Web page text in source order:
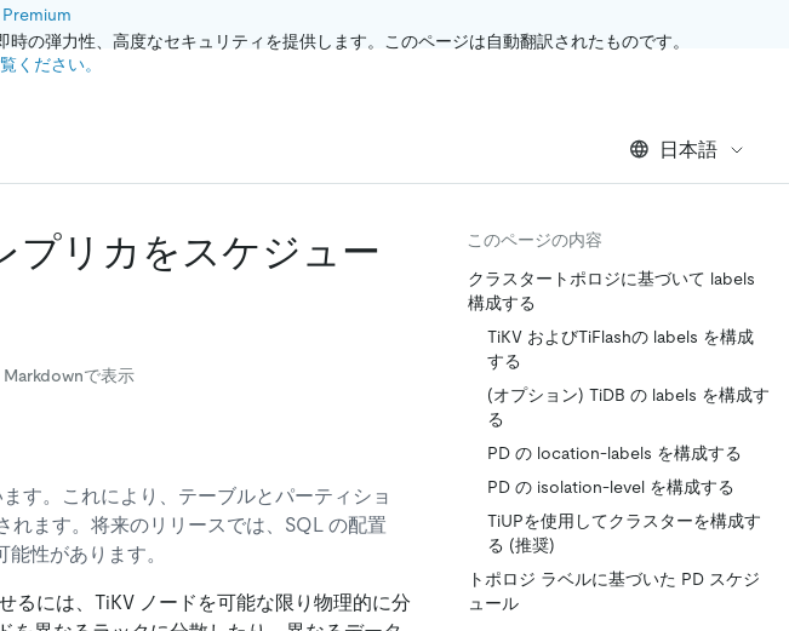
の弾力性、高度なセキュリティを提供します。このページは自動翻訳されたものです。
ください。
日本語
プリカをスケジュー
Markdownで表示
す。これにより、テーブルとパーティショ
れます。将来のリリースでは、SQL の配置
性があります。
るには、TiKV ノードを可能な限り物理的に分
このページの内容
クラスタートポロジに基づいて labels
構成する
TiKV およびTiFlashの labels を構成
する
(オプション) TiDB の labels を構成す
る
PD の location-labels を構成する
PD の isolation-level を構成する
TiUPを使用してクラスターを構成す
る (推奨)
トポロジ ラベルに基づいた PD スケジ
ュール